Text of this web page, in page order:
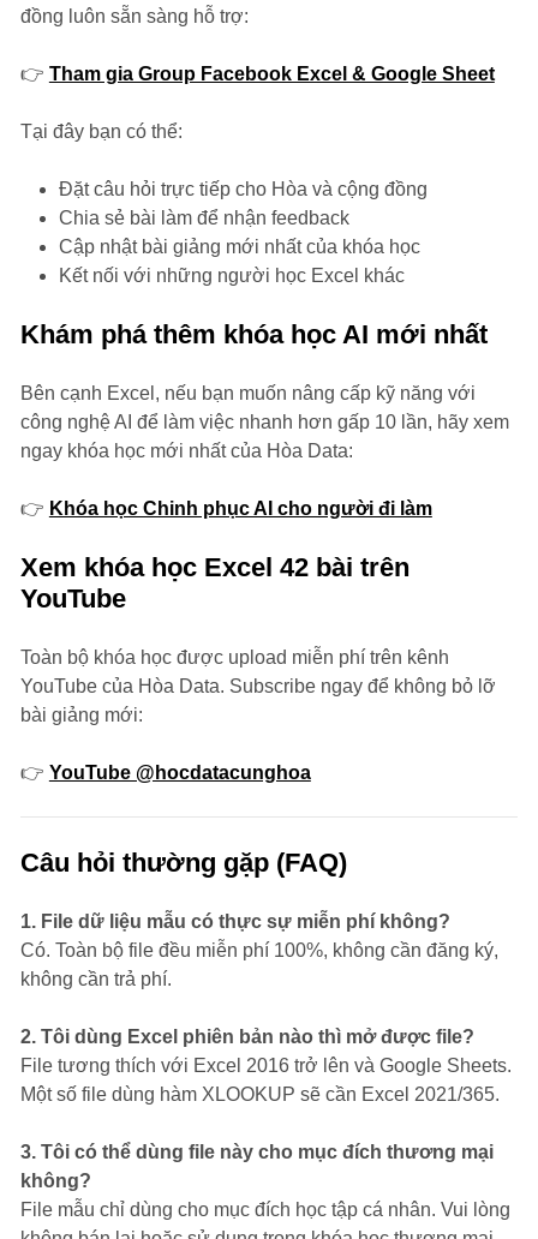
đồng luôn sẵn sàng hỗ trợ:
👉 Tham gia Group Facebook Excel & Google Sheet
Tại đây bạn có thể:
Đặt câu hỏi trực tiếp cho Hòa và cộng đồng
Chia sẻ bài làm để nhận feedback
Cập nhật bài giảng mới nhất của khóa học
Kết nối với những người học Excel khác
Khám phá thêm khóa học AI mới nhất
Bên cạnh Excel, nếu bạn muốn nâng cấp kỹ năng với
công nghệ AI để làm việc nhanh hơn gấp 10 lần, hãy xem
ngay khóa học mới nhất của Hòa Data:
👉 Khóa học Chinh phục AI cho người đi làm
Xem khóa học Excel 42 bài trên
YouTube
Toàn bộ khóa học được upload miễn phí trên kênh
YouTube của Hòa Data. Subscribe ngay để không bỏ lỡ
bài giảng mới:
👉 YouTube @hocdatacunghoa
Câu hỏi thường gặp (FAQ)
1. File dữ liệu mẫu có thực sự miễn phí không?
Có. Toàn bộ file đều miễn phí 100%, không cần đăng ký,
không cần trả phí.
2. Tôi dùng Excel phiên bản nào thì mở được file?
File tương thích với Excel 2016 trở lên và Google Sheets.
Một số file dùng hàm XLOOKUP sẽ cần Excel 2021/365.
3. Tôi có thể dùng file này cho mục đích thương mại
không?
File mẫu chỉ dùng cho mục đích học tập cá nhân. Vui lòng